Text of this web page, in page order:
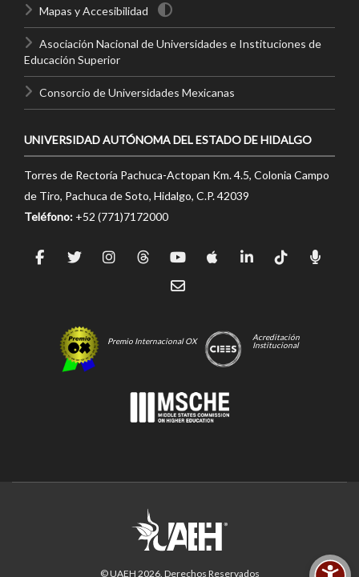
Mapas y Accesibilidad
Asociación Nacional de Universidades e Instituciones de
Educación Superior
Consorcio de Universidades Mexicanas
UNIVERSIDAD AUTÓNOMA DEL ESTADO DE HIDALGO
Torres de Rectoría Pachuca-Actopan Km. 4.5, Colonia Campo
de Tiro, Pachuca de Soto, Hidalgo, C.P. 42039
Teléfono: +52 (771)7172000
Premio Internacional OX
Acreditación
Institucional
© UAEH 2026. Derechos Reservados